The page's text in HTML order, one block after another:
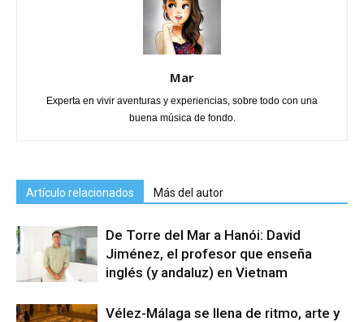
Mar
Experta en vivir aventuras y experiencias, sobre todo con una
buena música de fondo.
Artículo relacionados Más del autor
De Torre del Mar a Hanói: David
Jiménez, el profesor que enseña
inglés (y andaluz) en Vietnam
Vélez-Málaga se llena de ritmo, arte y